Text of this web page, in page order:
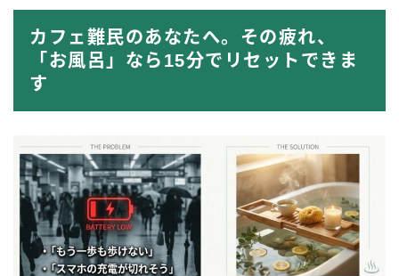
カフェ難民のあなたへ。その疲れ、
「お風呂」なら15分でリセットできま
す